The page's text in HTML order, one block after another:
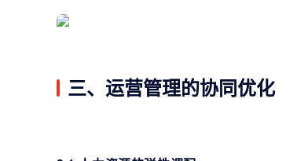
三、运营管理的协同优化